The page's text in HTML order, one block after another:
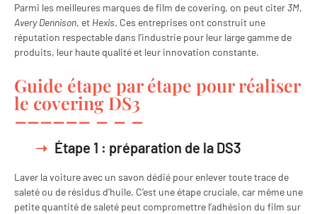
Parmi les meilleures marques de film de covering, on peut citer3M,
Avery Dennison, et Hexis. Ces entreprises ont construit une
réputation respectable dans l’industrie pour leur large gamme de
produits, leur haute qualité et leur innovation constante.
Guide étape par étape pour réaliser
le covering DS3
Étape 1 : préparation de la DS3
Laver la voiture avec un savon dédié pour enlever toute trace de
saleté ou de résidus d’huile. C’est une étape cruciale, car même une
petite quantité de saleté peut compromettre l’adhésion du film sur